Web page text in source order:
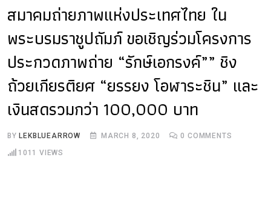
สมาคมถ่ายภาพแห่งประเทศไทย ใน
พระบรมราชูปถัมภ์ ขอเชิญร่วมโครงการ
ประกวดภาพถ่าย “รักษ์เอกรงค์”” ชิง
ถ้วยเกียรติยศ “ยรรยง โอฬาระชิน” และ
เงินสดรวมกว่า 100,000 บาท
BYLEKBLUEARROW MARCH 8, 2020 0 COMMENTS
1011 VIEWS